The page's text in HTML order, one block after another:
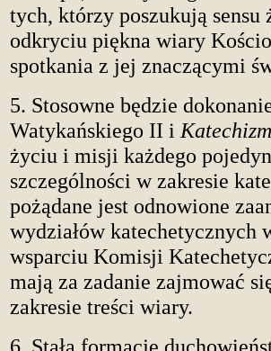
tych, którzy poszukują
odkryciu piękna wiary
spotkania z jej znaczącymi
5. Stosowne będzie
Watykańskiego II i
życiu i misji każdego
szczególności w zakresie
pożądane jest odnowione
wydziałów katechetycznych
wsparciu Komisji
mają za zadanie zajmować
zakresie treści wiary.
6. Stałą formację